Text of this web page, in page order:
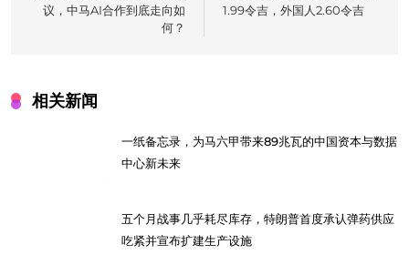
议，中马AI合作到底走向如
何？
1.99令吉，外国人2.60令吉
相关新闻
一纸备忘录，为马六甲带来89兆瓦的中国资本与数据
中心新未来
五个月战事几乎耗尽库存，特朗普首度承认弹药供应
吃紧并宣布扩建生产设施